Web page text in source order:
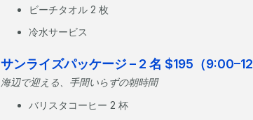
ビーチタオル 2 枚
冷水サービス
サンライズパッケージ – 2 名 $195（
海辺で迎える、手間いらずの朝時間
バリスタコーヒー 2 杯